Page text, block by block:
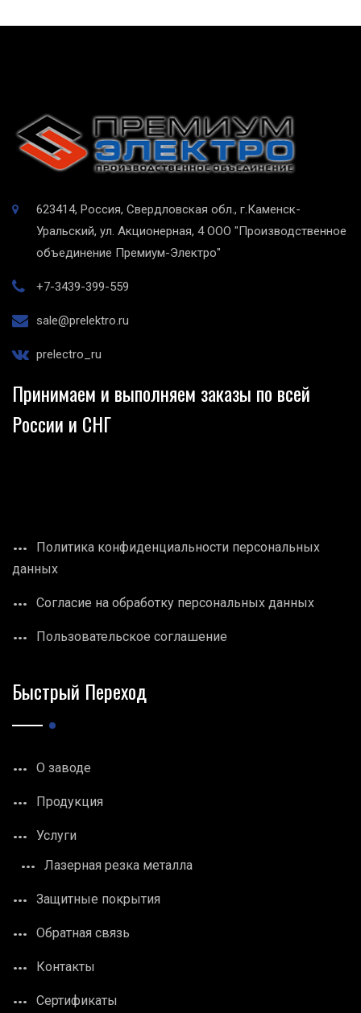
623414, Россия, Свердловская обл., г.Каменск-
Уральский, ул. Акционерная, 4 ООО "Производственное
объединение Премиум-Электро"
+7-3439-399-559
sale@prelektro.ru
prelectro_ru
Принимаем и выполняем заказы по всей
России и СНГ
Политика конфиденциальности персональных
данных
Согласие на обработку персональных данных
Пользовательское соглашение
Быстрый Переход
О заводе
Продукция
Услуги
Лазерная резка металла
Защитные покрытия
Обратная связь
Контакты
Сертификаты